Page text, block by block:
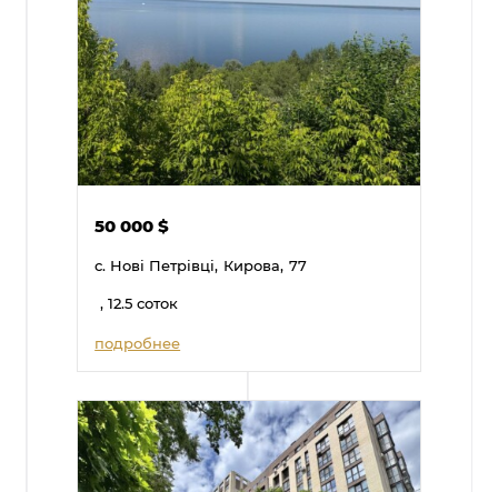
50 000$
с. Нові Петрівці, Кирова, 77
, 12.5 соток
подробнее